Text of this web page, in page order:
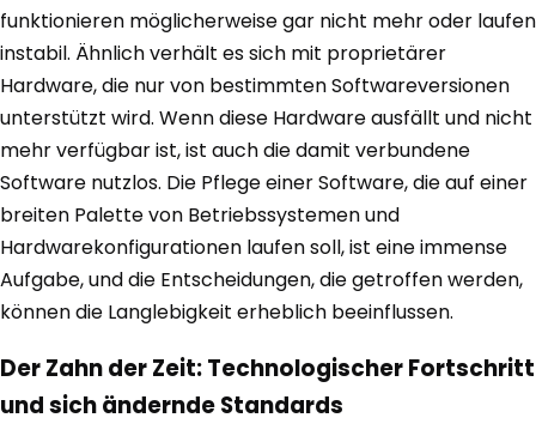
funktionieren möglicherweise gar nicht mehr oder laufen
instabil. Ähnlich verhält es sich mit proprietärer
Hardware, die nur von bestimmten Softwareversionen
unterstützt wird. Wenn diese Hardware ausfällt und nicht
mehr verfügbar ist, ist auch die damit verbundene
Software nutzlos. Die Pflege einer Software, die auf einer
breiten Palette von Betriebssystemen und
Hardwarekonfigurationen laufen soll, ist eine immense
Aufgabe, und die Entscheidungen, die getroffen werden,
können die Langlebigkeit erheblich beeinflussen.
Der Zahn der Zeit: Technologischer Fortschritt
und sich ändernde Standards